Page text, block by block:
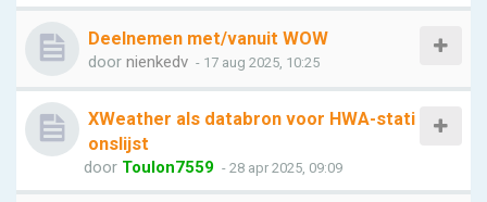
Deelnemen met/vanuit WOW
door nienkedv - 17 aug 2025, 10:25
XWeather als databron voor HWA-stati
onslijst
door Toulon7559 - 28 apr 2025, 09:09